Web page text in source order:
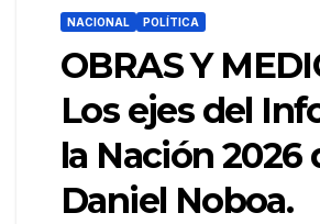
NACIONAL POLÍTICA
OBRAS Y
Los ejes del
la Nación 2026
Daniel Noboa.